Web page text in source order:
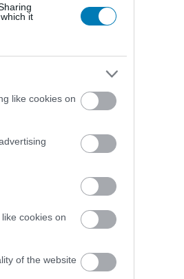
it
like cookies on
cookies on
of the website
filmek.
a
és